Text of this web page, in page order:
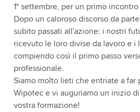
1° settembre, per un primo
Dopo un caloroso discorso da
subito passati all'azione: i nostri
ricevuto le loro divise da lavoro e i
compiendo così il primo passo
professionale.
Siamo molto lieti che entriate a far
Wipotec e vi auguriamo un inizio
vostra formazione!